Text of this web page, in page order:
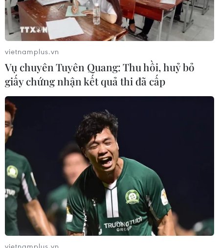
Phía ngược lại, tuyển Nhật Bản hoàn chiếm thế chủ động với
dàn ngôi sao đẳng cấp hơn hẳn Việt Nam, trong đó tiền đạo
Minamino chơi bóng cho Liverpool, gây chú ý nhất. (Ảnh:
PV/Vietnam+)
vietnamplus.vn
Vụ chuyên Tuyên Quang: Thu hồi, huỷ bỏ
giấy chứng nhận kết quả thi đã cấp
vietnamplus.vn